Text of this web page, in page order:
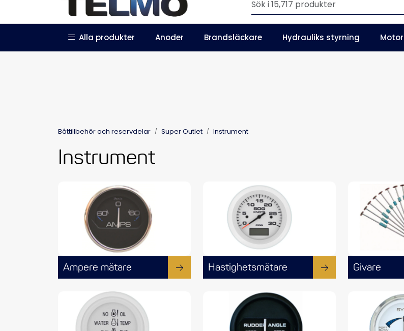
Outlet
Trustpilot | Bli återförsäljare | Våra kataloger
Alla produkter Anoder Brandsläckare Hydrauliks styrning
Båttillbehör och reservdelar Super Outlet Instrument
Instrument
Ampere mätare Hastighetsmätare Givare